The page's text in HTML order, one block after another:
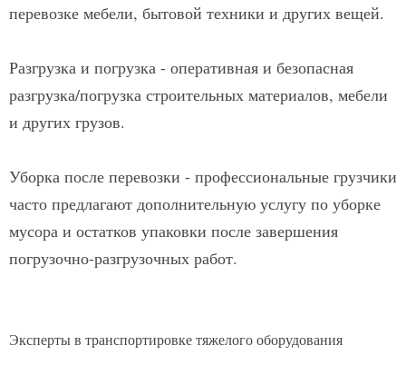
перевозке мебели, бытовой техники и других вещей.
Разгрузка и погрузка - оперативная и безопасная
разгрузка/погрузка строительных материалов, мебели
и других грузов.
Уборка после перевозки - профессиональные грузчики
часто предлагают дополнительную услугу по уборке
мусора и остатков упаковки после завершения
погрузочно-разгрузочных работ.
Эксперты в транспортировке тяжелого оборудования